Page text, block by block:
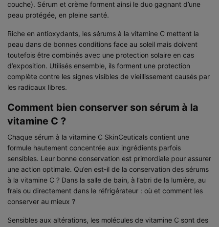
couche). Sérum et crème forment ainsi le duo gagnant d’une
peau protégée, en pleine santé.
Riche en antioxydants, les sérums à la vitamine C mettent la
peau dans de bonnes conditions face au soleil mais doivent
toutefois être combinés avec une protection solaire en cas
d’exposition. Utilisés ensemble, ils forment une protection
complète contre les signes visibles de vieillissement causés par
les radicaux libres.
Comment bien conserver son sérum à la
vitamine C ?
Chaque sérum à la vitamine C SkinCeuticals contient une
formule hautement concentrée aux ingrédients parfois
sensibles. Leur bonne conservation est primordiale pour assurer
une action optimale. Qu’en est-il de la conservation des sérums
à la vitamine C ? Dans la salle de bain, à l’abri de la lumière, au
frais ou directement dans le réfrigérateur : où et comment les
conserver au mieux ?
Sensibles aux altérations, les molécules de vitamine C sont des